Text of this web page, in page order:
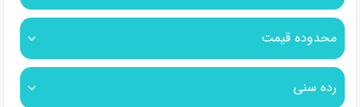
محدوده قیمت
رده سنی